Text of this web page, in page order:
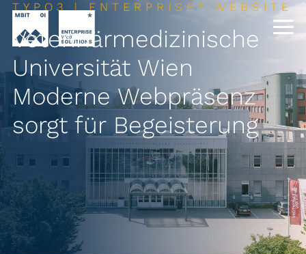
TYPO3 | ENTERPRISE* WEBSITE
Veterinärmedizinische
Universität Wien
Moderne Webpräsenz
sorgt für Begeisterung